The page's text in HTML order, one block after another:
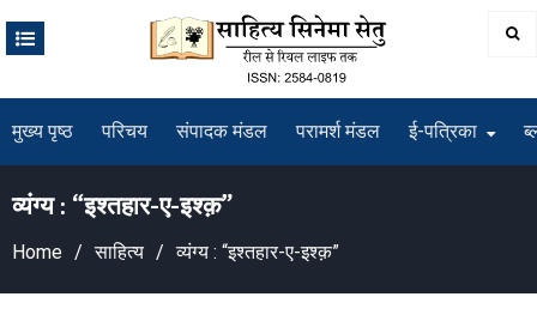
मुख्य पृष्ठ परिचय संपादक मंडल परामर्श मंडल ई-पत्रिका
व्यंग्य : “इश्तहार-ए-इश्क़”
Home साहित्य व्यंग्य : “इश्तहार-ए-इश्क़”